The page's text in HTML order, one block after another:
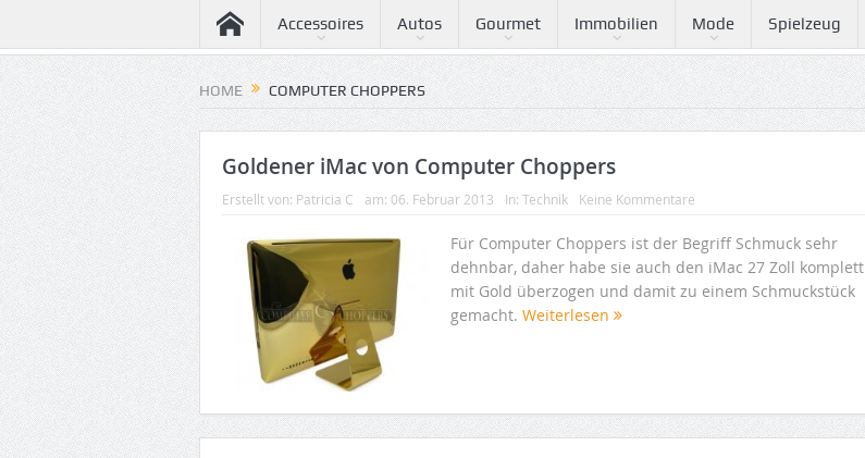
Accessoires Autos Gourmet Immobilien Mode Spielzeug
HOME COMPUTER CHOPPERS
Goldener iMac von Computer Choppers
Erstellt von: Patricia C am: 06. Februar 2013 In: Technik Keine Kommentare
Für Computer Choppers ist der Begriff Schmuck sehr
dehnbar, daher habe sie auch den iMac 27 Zoll komplett
mit Gold überzogen und damit zu einem Schmuckstück
gemacht. Weiterlesen